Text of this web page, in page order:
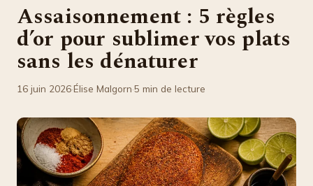
Déco
Lifestyle
Assaisonnement : 5 règles
d’or pour sublimer vos plats
sans les dénaturer
16 juin 2026·Élise Malgorn·5 min de lecture